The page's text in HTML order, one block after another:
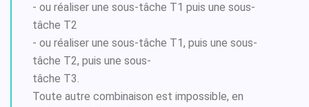
- ou réaliser une sous-tâche T1 puis une sous-
tâche T2
- ou réaliser une sous-tâche T1, puis une sous-
tâche T2, puis une sous-
tâche T3.
Toute autre combinaison est impossible, en